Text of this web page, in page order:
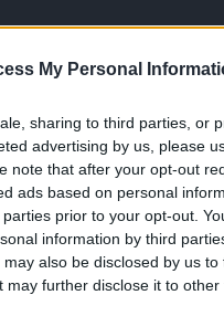
My Personal
sharing to third parties, or
advertising by us, please
note that after your opt-out
ads based on personal
prior to your opt-out.
information by third
also be disclosed by us
may further disclose it to other
θα μας σκοτώσουν»,
στιγμή που η ομάδα της
σταθμό τους, την